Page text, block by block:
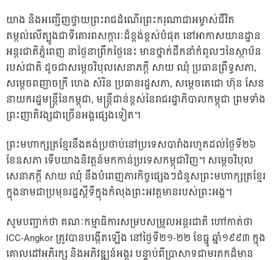
យាង និងអញ្ជើញថ្វាយព្រះរាជដំណើរព្រះករុណាជាអម្ចាស់ជីវិត
តម្កល់លើត្បូងជាទីគោរពសក្តារៈដ៏ខ្ពង់ខ្ពស់បំផុត នៅអាកាសយានដ្ឋាន
អន្តរជាតិភ្នំពេញ នាថ្ងៃនាព្រឹកថ្ងៃនេះ មានថ្នាក់ដឹកនាំកំពូលៗនៃស្ថាប័ន
របស់ជាតិ ដូចជាសម្តេចវិបុលសេនាភក្តី សាយ ឈុំ ប្រធានព្រឹទ្ធសភា,
សម្តេចពញាចក្រី ហេង សំរិន ប្រធានរដ្ឋសភា, សម្តេចតេជោ ហ៊ុន សែន
នាយករដ្ឋមន្ត្រីនៃកម្ពុជា, មន្ត្រីជាន់ខ្ពស់នៃរាជរដ្ឋាភិបាលកម្ពុជា ព្រមទាំង
ព្រះញាតិវង្សជាច្រើនអង្គផ្សេងទៀត។
ព្រះមហាក្សត្រខ្មែរនឹងគង់ប្រថាប់នៅប្រទេសបារាំងរហូតដល់ថ្ងៃទី២៦
ខែឧសភា ទើបយាងនិវត្តន៍មកកាន់ប្រទេសកម្ពុជាវិញ។ សម្តេចវិបុល
សេនាភក្តី សាយ ឈុំ នឹងបំពេញភារកិច្ចផ្សេងៗជំនួសព្រះមហាក្សត្រខ្មែរ
ក្នុងនាមជាប្រមុខរដ្ឋស្តីទីក្នុងកំលុងព្រះអវត្តមានរបស់ព្រះអង្គ។
សូមបញ្ជាក់ថា គណៈកម្មាធិការសម្របសម្រួលអន្តរជាតិ ហៅកាត់ថា
ICC-Angkor ត្រូវបានបង្កើតឡើង នៅថ្ងៃទី២១-២២ ខែធ្នូ ឆ្នាំ១៩៩៣ ក្នុង
គោលដៅអភិរក្ស និងអភិវឌ្ឍន៍អង្គរ បន្ទាប់ពីប្រាសាទជាមរតកដ៏មាន